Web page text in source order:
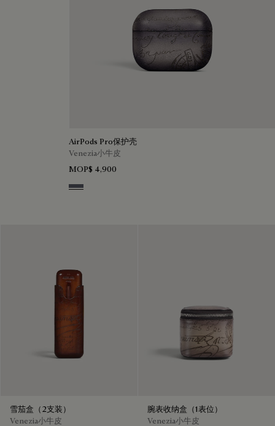
AirPods Pro保护壳
Venezia小牛皮
MOP$ 4,900
Light Aluminio
雪茄盒（2支装）
Venezia小牛皮
腕表收纳盒（1表位）
Venezia小牛皮